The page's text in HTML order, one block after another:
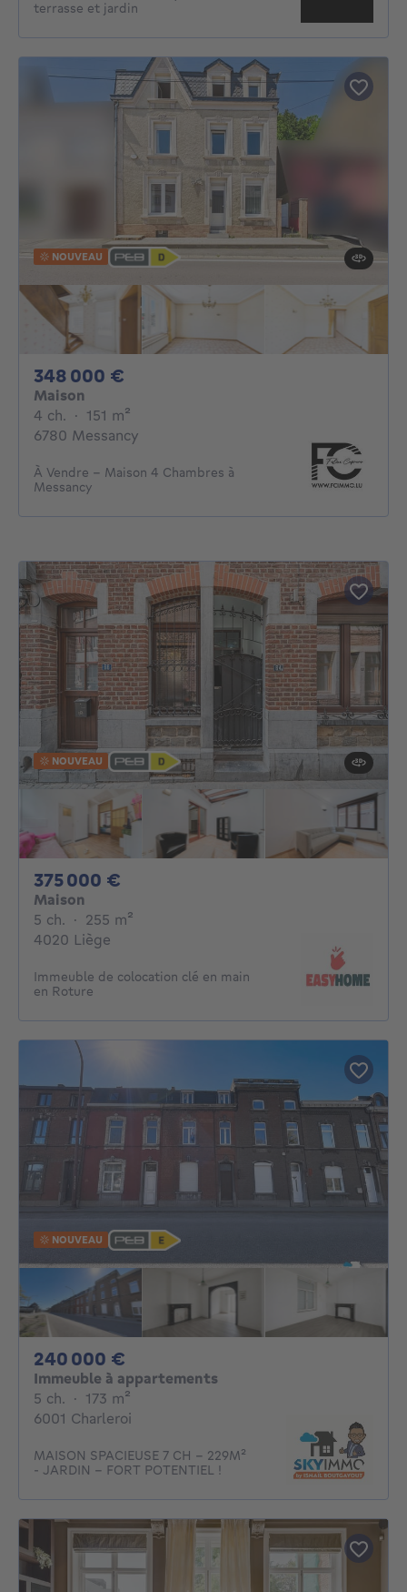
terrasse et jardin
NOUVEAU
348 000 €
Maison
4 ch. 4 chambres
· 151 m²
6780 Messancy
À Vendre - Maison 4 Chambres à
Messancy
NOUVEAU
375 000 €
Maison
5 ch. 5 chambres
· 255 m²
4020 Liège
Immeuble de colocation clé en main
en Roture
NOUVEAU
240 000 €
Immeuble à appartements
5 ch. 5 chambres
· 173 m²
6001 Charleroi
MAISON SPACIEUSE 7 CH - 229M²
- JARDIN - FORT POTENTIEL !